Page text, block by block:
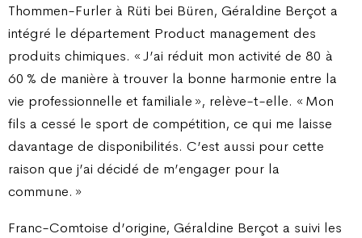
Thommen-Furler à Rüti bei Büren, Géraldine Berçot a
intégré le département Product management des
produits chimiques. « J’ai réduit mon activité de 80 à
60 % de manière à trouver la bonne harmonie entre la
vie professionnelle et familiale », relève-t-elle. « Mon
fils a cessé le sport de compétition, ce qui me laisse
davantage de disponibilités. C’est aussi pour cette
raison que j’ai décidé de m’engager pour la
commune. »
Franc-Comtoise d’origine, Géraldine Berçot a suivi les